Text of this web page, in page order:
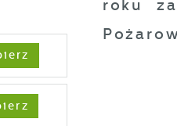
roku